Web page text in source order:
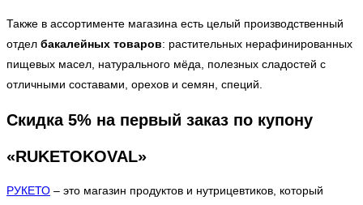
Также в ассортименте магазина есть целый производственный
отдел бакалейных товаров: растительных нерафинированных
пищевых масел, натурального мёда, полезных сладостей с
отличными составами, орехов и семян, специй.
Скидка 5% на первый заказ по купону
«RUKETOKOVAL»
РУКЕТО – это магазин продуктов и нутрицевтиков, который